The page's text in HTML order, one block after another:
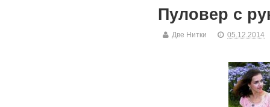
Пуловер с
Две Нитки 05.12.2014